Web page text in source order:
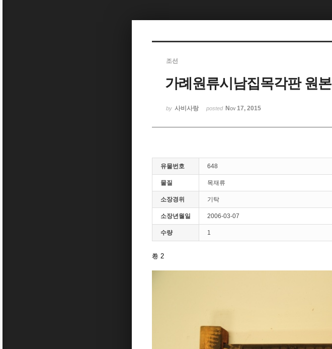
조선
가례원류시남집목각판 원본
by 사비사랑 posted Nov 17, 2015
유물번호 648
물질 목재류
소장경위 기탁
소장년월일 2006-03-07
수량 1
卷 2
Sketchbook5, 스케치북5
Sketchbook5, 스케치북5